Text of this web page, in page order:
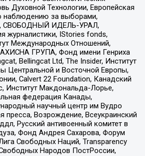
Духовной Технологии, Европейская
наблюдению за выборами,
СВОБОДНЫЙ ИДЕЛЬ-УРАЛ,
журналистики, IStories fonds,
Международных Отношений,
ГРУПА, Фонд имени Генриха
Bellingcat Ltd, The Insider, Институт
Центральной и Восточной Европы,
Calvert 22 Foundation, Канадский
Институт Макдональда-Лорье,
федерация Канады,
научный центр им Вудро
пресса, Возрождение, Всеукраинский
Русский антивоенный комитет в
Фонд Андрея Сахарова, Форум
Свободных Наций, Transparеncy
Народов ПостРоссии,